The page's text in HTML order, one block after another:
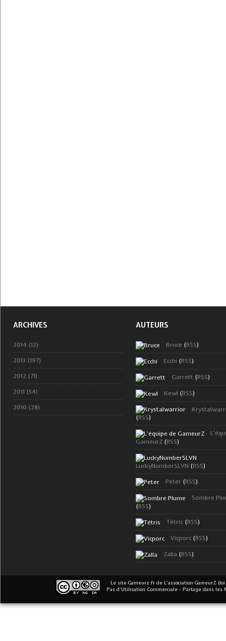
ARCHIVES
2014 (12)
2013 (197)
2012 (71)
2011 (54)
2010 (28)
AUTEURS
Bruce (RSS)
Ecchi (RSS)
Garrett (RSS)
Kewl (RSS)
(RSS)
GameurZ (RSS)
LuckyNumberSLVN (RSS)
Peter (RSS)
Sombre
(RSS)
Tétris (RSS)
Vicporc (RSS)
Zalla (RSS)
Le site Gameurz.fr de L'association GameurZ (loi
Pas d’Utilisation Commerciale - Partage dans